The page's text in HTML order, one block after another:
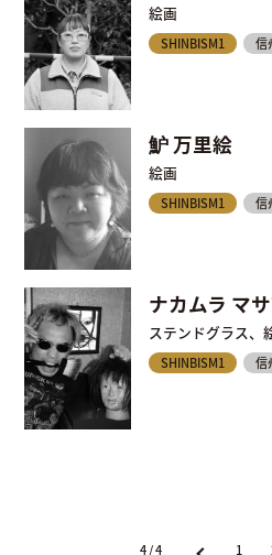
絵画
SHINBISM1 信
魲 万里絵
絵画
SHINBISM1 信
ナカムラ マ
ステンドグラス、
SHINBISM1 信
4 / 4 1